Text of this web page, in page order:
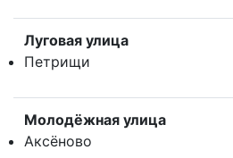
Луговая улица
Петрищи
Молодёжная улица
Аксёново